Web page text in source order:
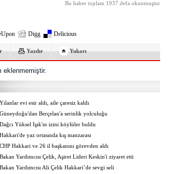
Bu haber toplam 1937 defa okunmuştur
Digg Delicious
Yazdır Yukarı
eklenmemiştir.
Yılanlar evi esir aldı, aile çaresiz kaldı
Güneydoğu'dan Berçelan'a serinlik yolculuğu
Dağcı Yüksel Işık'ın izini köylüler buldu
Hakkari'de yaz ortasında kış manzarası
CHP Hakkari ve 26 il başkanını görevden aldı
Bakan Yardımcısı Çelik, Aşiret Lideri Keskin'i ziyaret etti
Bakan Yardımcısı Ali Çelik Hakkari’de sevgi seli